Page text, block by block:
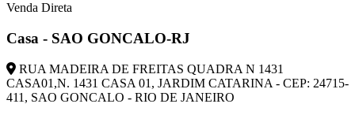
Venda Direta
Casa - SAO GONCALO-RJ
RUA MADEIRA DE FREITAS QUADRA N 1431
CASA01,N. 1431 CASA 01, JARDIM CATARINA - CEP: 24715-
411, SAO GONCALO - RIO DE JANEIRO